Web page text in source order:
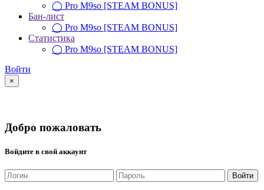
◯ Pro M9so [STEAM BONUS]
Бан-лист
◯ Pro M9so [STEAM BONUS]
Статистика
◯ Pro M9so [STEAM BONUS]
Войти
×
Добро пожаловать
Войдите в свой аккаунт
Войти